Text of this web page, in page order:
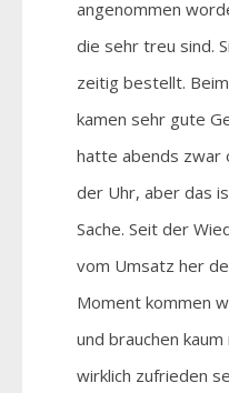
angenommen
die sehr treu sind.
zeitig bestellt.
kamen sehr gute
hatte abends zwar
der Uhr, aber das
Sache. Seit der
vom Umsatz her
Moment kommen
und brauchen
wirklich zufrieden